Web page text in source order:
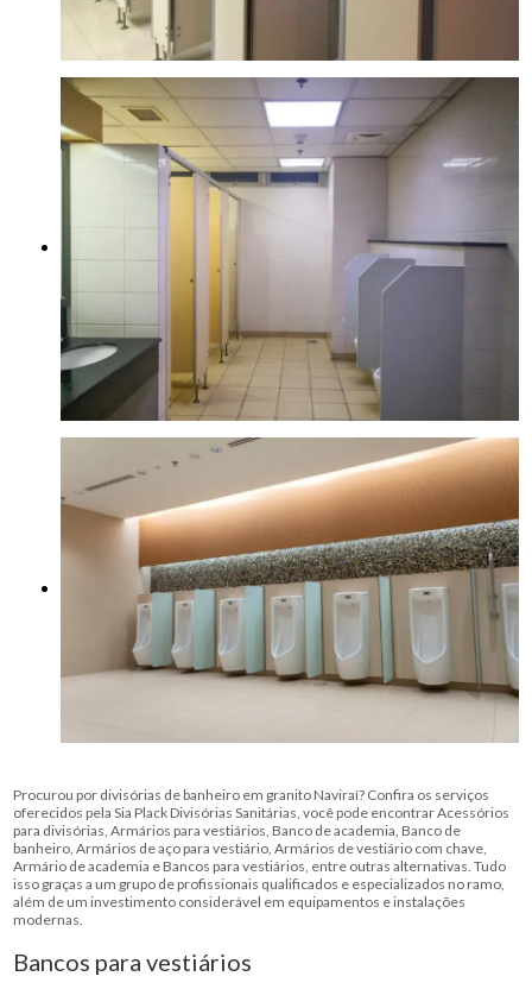
Procurou por divisórias de banheiro em granito Naviraí? Confira os serviços
oferecidos pela Sia Plack Divisórias Sanitárias, você pode encontrar Acessórios
para divisórias, Armários para vestiários, Banco de academia, Banco de
banheiro, Armários de aço para vestiário, Armários de vestiário com chave,
Armário de academia e Bancos para vestiários, entre outras alternativas. Tudo
isso graças a um grupo de profissionais qualificados e especializados no ramo,
além de um investimento considerável em equipamentos e instalações
modernas.
Bancos para vestiários